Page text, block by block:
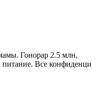
Гонорар 2.5 млн,
питание. Все конфиденци